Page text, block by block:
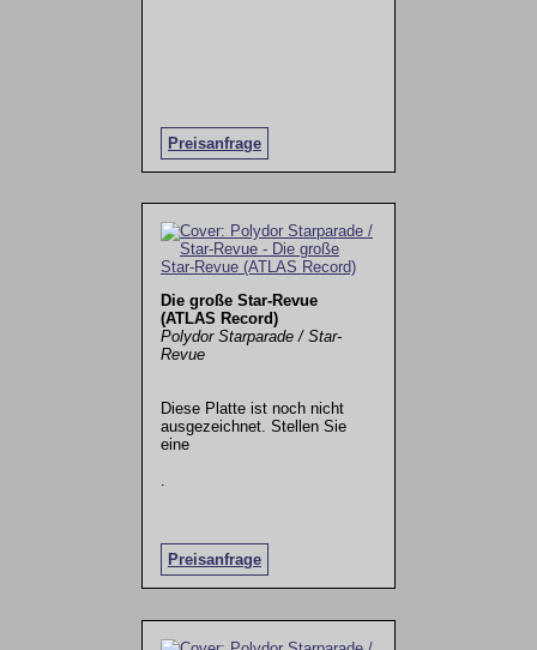
Preisanfrage
Die große Star-Revue
(ATLAS Record)
Polydor Starparade / Star-
Revue
Diese Platte ist noch nicht
ausgezeichnet. Stellen Sie
eine
Preisanfrage
.